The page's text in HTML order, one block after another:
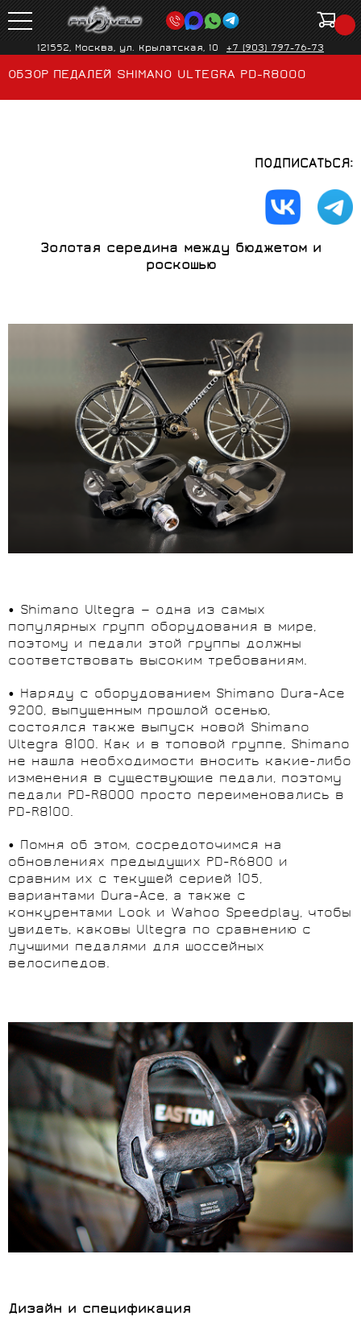
121552, Москва, ул. Крылатская, 10 +7 (903) 797-76-73
ОБЗОР ПЕДАЛЕЙ SHIMANO ULTEGRA PD-R8000
ПОДПИСАТЬСЯ:
Золотая середина между бюджетом и
роскошью
• Shimano Ultegra — одна из самых
популярных групп оборудования в мире,
поэтому и педали этой группы должны
соответствовать высоким требованиям.
• Наряду с оборудованием Shimano Dura-Ace
9200, выпущенным прошлой осенью,
состоялся также выпуск новой Shimano
Ultegra 8100. Как и в топовой группе, Shimano
не нашла необходимости вносить какие-либо
изменения в существующие педали, поэтому
педали PD-R8000 просто переименовались в
PD-R8100.
• Помня об этом, сосредоточимся на
обновлениях предыдущих PD-R6800 и
сравним их с текущей серией 105,
вариантами Dura-Ace, а также с
конкурентами Look и Wahoo Speedplay, чтобы
увидеть, каковы Ultegra по сравнению с
лучшими педалями для шоссейных
велосипедов.
Дизайн и спецификация